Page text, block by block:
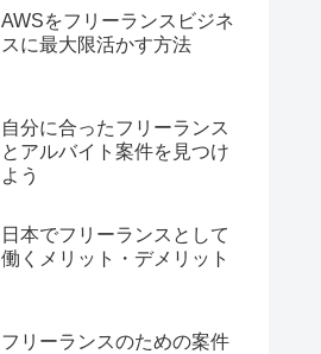
AWSをフリーランスビジネ
スに最大限活かす方法
自分に合ったフリーランス
とアルバイト案件を見つけ
よう
日本でフリーランスとして
働くメリット・デメリット
フリーランスのための案件